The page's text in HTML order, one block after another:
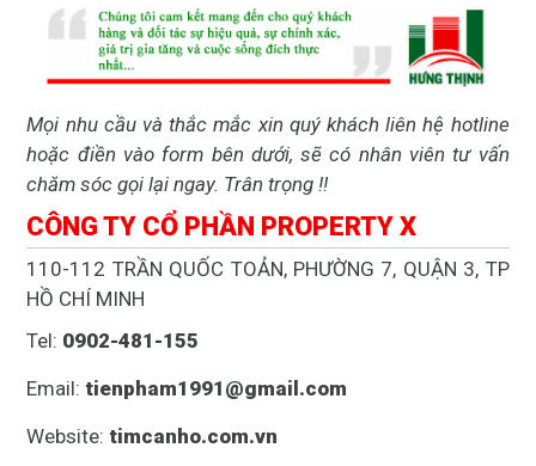
Mọi nhu cầu và thắc mắc xin quý khách liên hệ hotline
hoặc điền vào form bên dưới, sẽ có nhân viên tư vấn
chăm sóc gọi lại ngay. Trân trọng !!
CÔNG TY CỔ PHẦN PROPERTY X
110-112 TRẦN QUỐC TOẢN, PHƯỜNG 7, QUẬN 3, TP
HỒ CHÍ MINH
Tel: 0902-481-155
Email:tienpham1991@gmail.com
Website:timcanho.com.vn